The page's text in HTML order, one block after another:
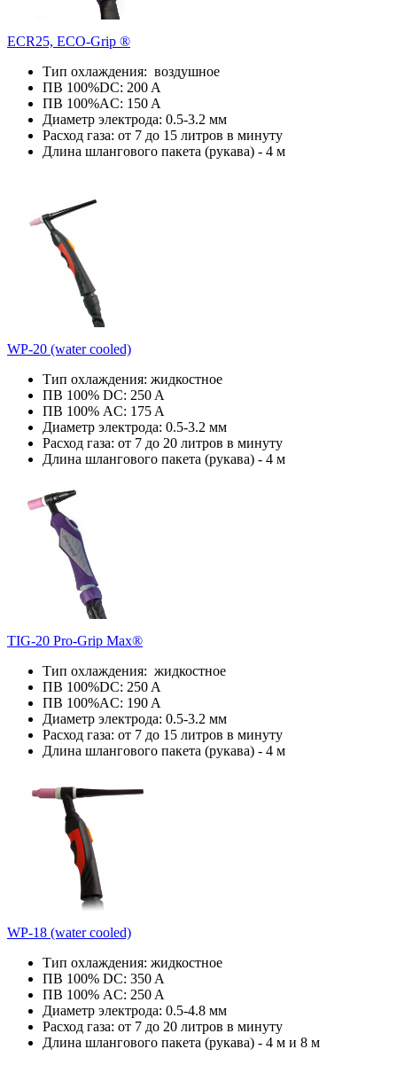
ECR25, ECO-Grip ®
Тип охлаждения: воздушное
ПВ 100%DC: 200 A
ПВ 100%AC: 150 A
Диаметр электрода: 0.5-3.2 мм
Расход газа: от 7 до 15 литров в минуту
Длина шлангового пакета (рукава) - 4 м
WP-20 (water cooled)
Тип охлаждения: жидкостное
ПВ 100% DC: 250 A
ПВ 100% AC: 175 A
Диаметр электрода: 0.5-3.2 мм
Расход газа: от 7 до 20 литров в минуту
Длина шлангового пакета (рукава) - 4 м
TIG-20 Pro-Grip Max®
Тип охлаждения: жидкостное
ПВ 100%DC: 250 A
ПВ 100%AC: 190 A
Диаметр электрода: 0.5-3.2 мм
Расход газа: от 7 до 15 литров в минуту
Длина шлангового пакета (рукава) - 4 м
WP-18 (water cooled)
Тип охлаждения: жидкостное
ПВ 100% DC: 350 A
ПВ 100% AC: 250 A
Диаметр электрода: 0.5-4.8 мм
Расход газа: от 7 до 20 литров в минуту
Длина шлангового пакета (рукава) - 4 м и 8 м